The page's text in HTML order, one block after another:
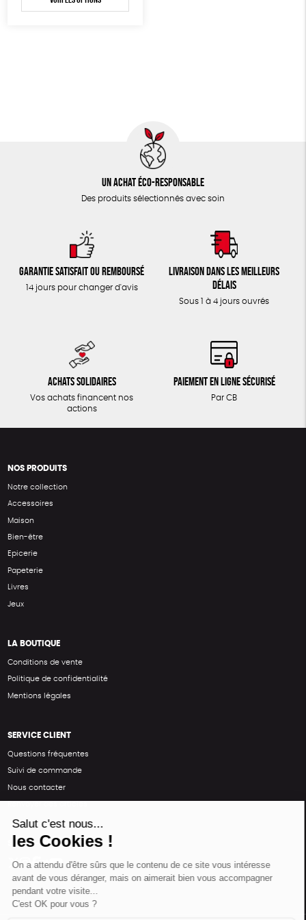
Un achat éco-responsable
Des produits sélectionnés avec soin
Garantie satisfait ou remboursé
14 jours pour changer d'avis
Livraison dans les meilleurs
délais
Sous 1 à 4 jours ouvrés
Achats solidaires
Vos achats financent nos
actions
Paiement en ligne sécurisé
Par CB
NOS PRODUITS
Notre collection
Accessoires
Maison
Bien-être
Epicerie
Papeterie
Livres
Jeux
LA BOUTIQUE
Conditions de vente
Politique de confidentialité
Mentions légales
SERVICE CLIENT
Questions fréquentes
Suivi de commande
Nous contacter
SUIVEZ-NOUS